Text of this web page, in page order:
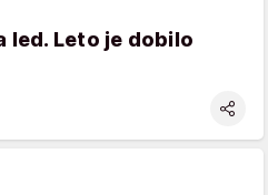
led. Leto je dobilo